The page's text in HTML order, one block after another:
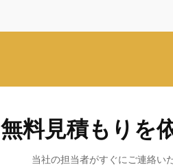
無料見積もりを
当社の担当者がすぐにご連絡い